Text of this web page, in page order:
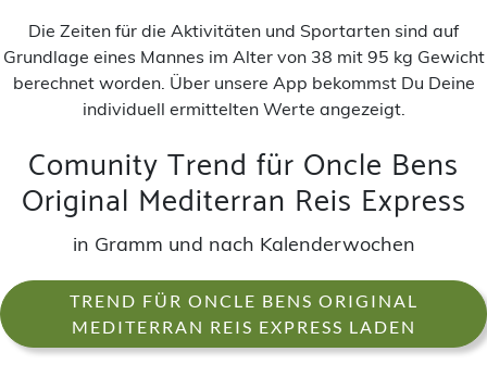
Die Zeiten für die Aktivitäten und Sportarten sind auf
Grundlage eines Mannes im Alter von 38 mit 95 kg Gewicht
berechnet worden. Über unsere App bekommst Du Deine
individuell ermittelten Werte angezeigt.
Comunity Trend für Oncle Bens
Original Mediterran Reis Express
in Gramm und nach Kalenderwochen
TREND FÜR ONCLE BENS ORIGINAL
MEDITERRAN REIS EXPRESS LADEN